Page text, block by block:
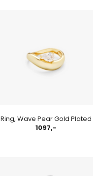
Ring, Wave Pear Gold Plated
1097,-